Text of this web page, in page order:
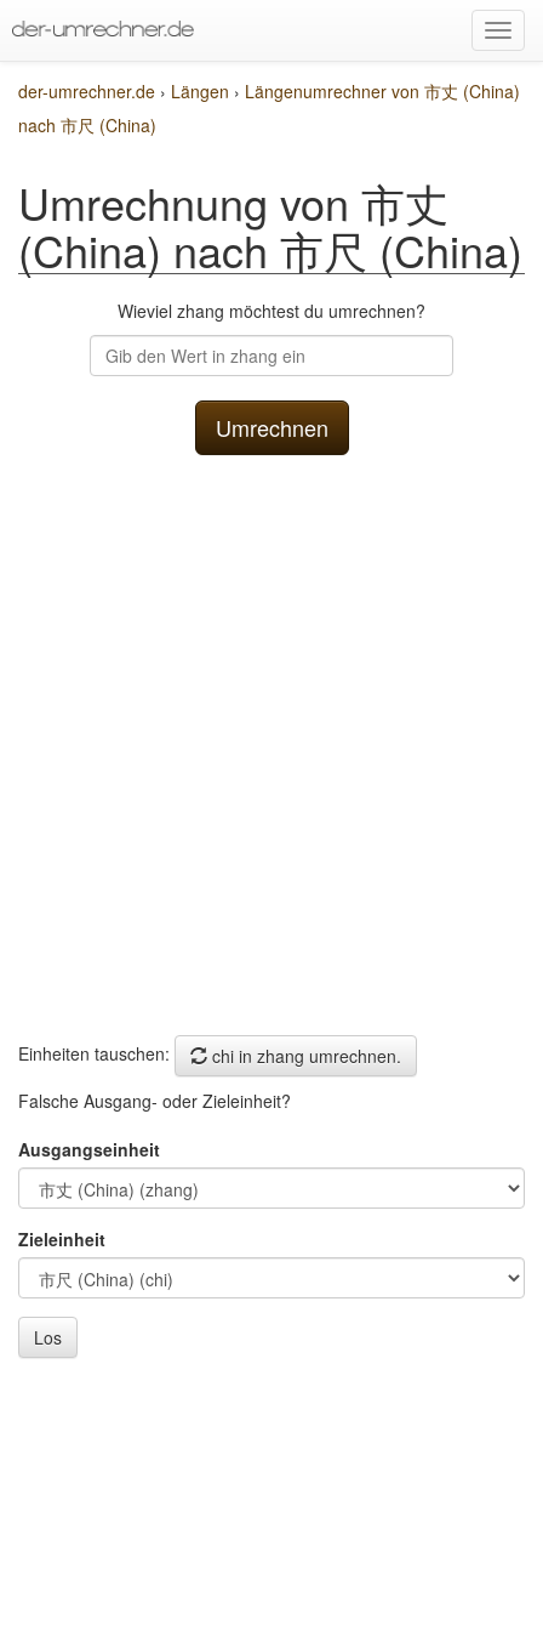
der-umrechner.de › Längen › Längenumrechner von 市丈 (China)
nach 市尺 (China)
Umrechnung von 市丈
(China) nach 市尺 (China)
Wieviel zhang möchtest du umrechnen?
Einheiten tauschen:
chi in zhang umrechnen.
Falsche Ausgang- oder Zieleinheit?
Ausgangseinheit
Zieleinheit
Los